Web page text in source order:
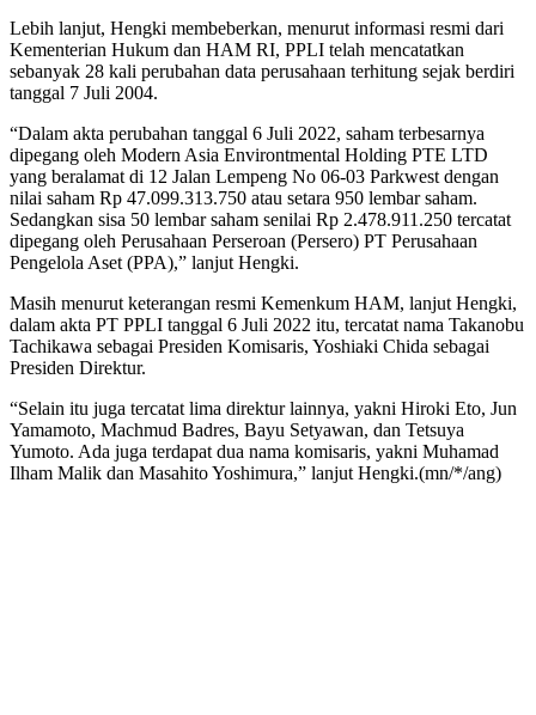
Lebih lanjut, Hengki membeberkan, menurut informasi resmi dari
Kementerian Hukum dan HAM RI, PPLI telah mencatatkan
sebanyak 28 kali perubahan data perusahaan terhitung sejak berdiri
tanggal 7 Juli 2004.
“Dalam akta perubahan tanggal 6 Juli 2022, saham terbesarnya
dipegang oleh Modern Asia Environtmental Holding PTE LTD
yang beralamat di 12 Jalan Lempeng No 06-03 Parkwest dengan
nilai saham Rp 47.099.313.750 atau setara 950 lembar saham.
Sedangkan sisa 50 lembar saham senilai Rp 2.478.911.250 tercatat
dipegang oleh Perusahaan Perseroan (Persero) PT Perusahaan
Pengelola Aset (PPA),” lanjut Hengki.
Masih menurut keterangan resmi Kemenkum HAM, lanjut Hengki,
dalam akta PT PPLI tanggal 6 Juli 2022 itu, tercatat nama Takanobu
Tachikawa sebagai Presiden Komisaris, Yoshiaki Chida sebagai
Presiden Direktur.
“Selain itu juga tercatat lima direktur lainnya, yakni Hiroki Eto, Jun
Yamamoto, Machmud Badres, Bayu Setyawan, dan Tetsuya
Yumoto. Ada juga terdapat dua nama komisaris, yakni Muhamad
Ilham Malik dan Masahito Yoshimura,” lanjut Hengki.(mn/*/ang)